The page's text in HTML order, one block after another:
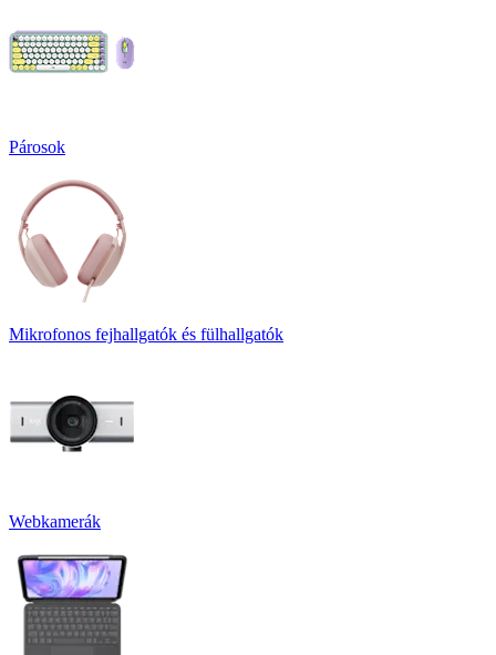
Párosok
Mikrofonos fejhallgatók és fülhallgatók
Webkamerák